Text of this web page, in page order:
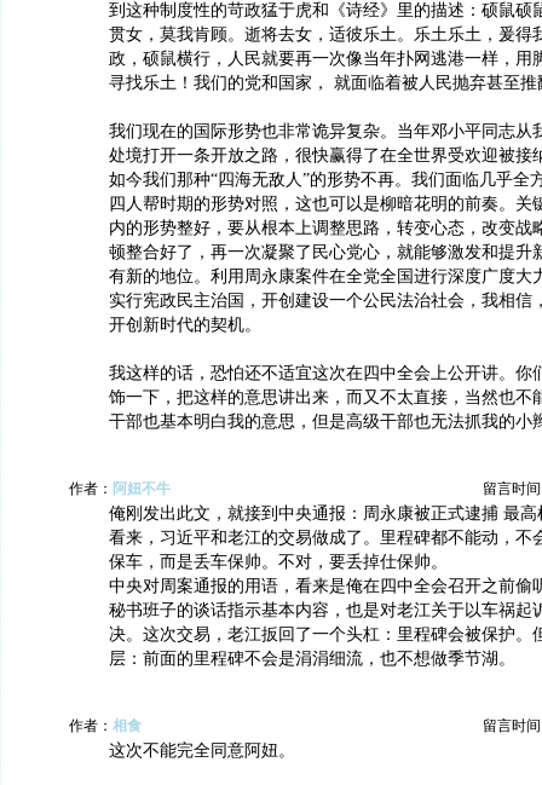
到这种制度性的苛政猛于虎和《诗经》里的描述：硕鼠硕
贯女，莫我肯顾。逝将去女，适彼乐土。乐土乐土，爰得
政，硕鼠横行，人民就要再一次像当年扑网逃港一样，用
寻找乐土！我们的党和国家， 就面临着被人民抛弃甚至推
我们现在的国际形势也非常诡异复杂。当年邓小平同志从
处境打开一条开放之路，很快赢得了在全世界受欢迎被接
如今我们那种“四海无敌人”的形势不再。我们面临几乎全
四人帮时期的形势对照，这也可以是柳暗花明的前奏。关
内的形势整好，要从根本上调整思路，转变心态，改变战
顿整合好了，再一次凝聚了民心党心，就能够激发和提升
有新的地位。利用周永康案件在全党全国进行深度广度大
实行宪政民主治国，开创建设一个公民法治社会，我相信
开创新时代的契机。
我这样的话，恐怕还不适宜这次在四中全会上公开讲。你
饰一下，把这样的意思讲出来，而又不太直接，当然也不
干部也基本明白我的意思，但是高级干部也无法抓我的小
作者： 阿妞不牛 留言时间
俺刚发出此文，就接到中央通报：周永康被正式逮捕 最高
看来，习近平和老江的交易做成了。里程碑都不能动，不
保车，而是丢车保帅。不对，要丢掉仕保帅。
中央对周案通报的用语，看来是俺在四中全会召开之前偷
秘书班子的谈话指示基本内容，也是对老江关于以车祸起
决。这次交易，老江扳回了一个头杠：里程碑会被保护。
层：前面的里程碑不会是涓涓细流，也不想做季节湖。
作者： 相食 留言时间
这次不能完全同意阿妞。